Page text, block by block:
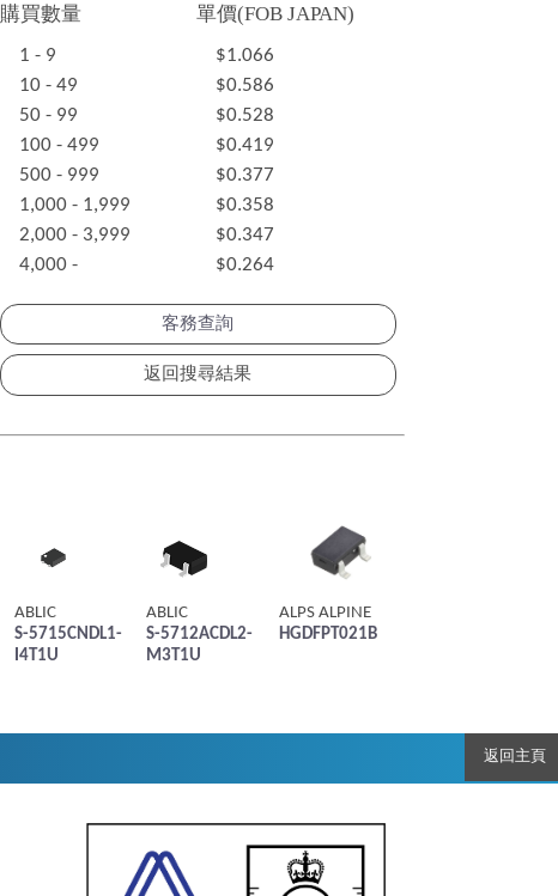
購買數量 單價(FOB JAPAN)
1 - 9
$1.066
10 - 49
$0.586
50 - 99
$0.528
100 - 499
$0.419
500 - 999
$0.377
1,000 - 1,999
$0.358
2,000 - 3,999
$0.347
4,000 -
$0.264
客務查詢
ABLIC
S-5715CNDL1-
I4T1U
ABLIC
S-5712ACDL2-
M3T1U
ALPS ALPINE
HGDFPT021B
返回主頁